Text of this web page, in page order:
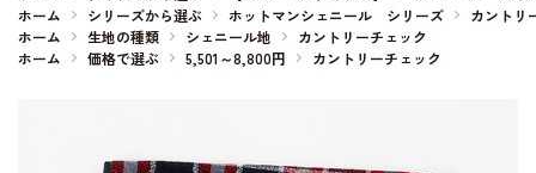
ホーム
シリーズから選ぶ ホットマンシェニール シリーズ
カントリ
ホーム
生地の種類 シェニール地
カントリーチェック
ホーム
価格で選ぶ 5,501～8,800円 カントリーチェック